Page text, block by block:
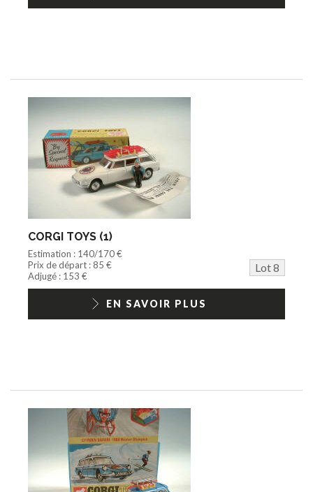
CORGI TOYS (1)
Estimation : 140/170 €
Prix de départ : 85 €
Lot 8
Adjugé : 153 €
EN SAVOIR PLUS